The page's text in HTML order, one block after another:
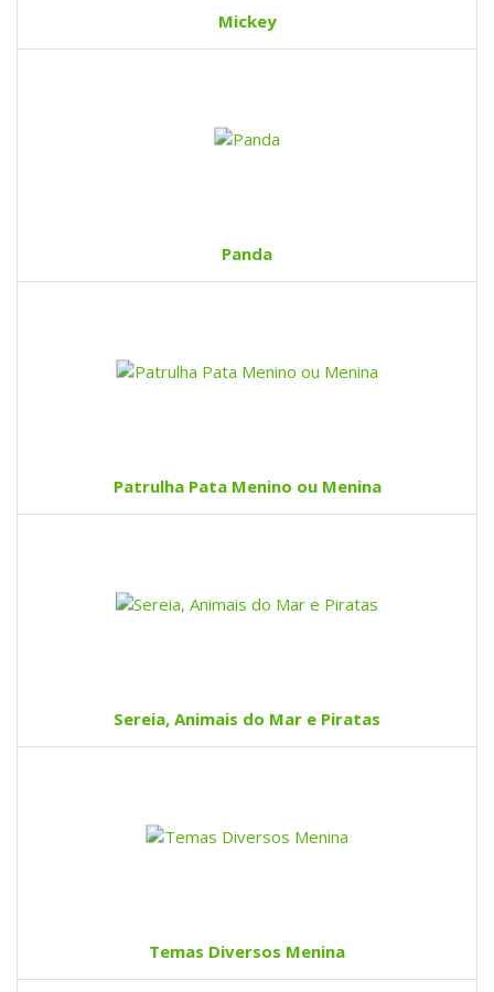
Mickey
Panda
Patrulha Pata Menino ou Menina
Sereia, Animais do Mar e Piratas
Temas Diversos Menina